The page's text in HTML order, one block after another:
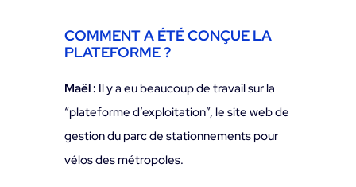
COMMENT A ÉTÉ CONÇUE LA
PLATEFORME ?
Maël : Il y a eu beaucoup de travail sur la
“plateforme d’exploitation”, le site web de
gestion du parc de stationnements pour
vélos des métropoles.